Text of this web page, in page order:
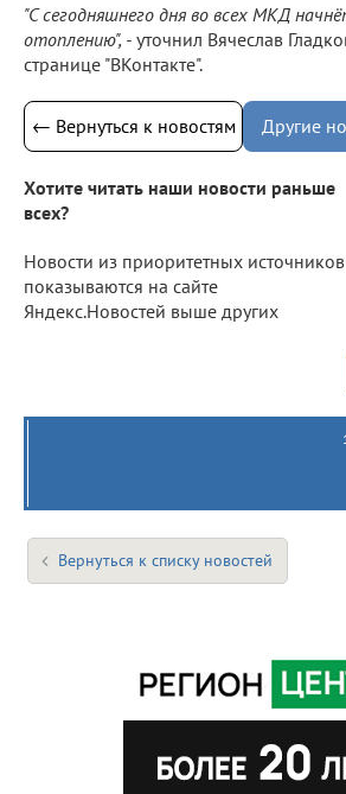
"С сегодняшнего дня во всех МКД
отоплению", - уточнил Вячеслав
странице "ВКонтакте".
← Вернуться к новостям Другие
Хотите читать наши новости раньше
всех?
Новости из приоритетных источников
показываются на сайте
Яндекс.Новостей выше других
Вернуться к списку новостей